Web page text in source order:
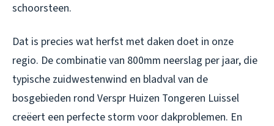
schoorsteen.
Dat is precies wat herfst met daken doet in onze
regio. De combinatie van 800mm neerslag per jaar, die
typische zuidwestenwind en bladval van de
bosgebieden rond Verspr Huizen Tongeren Luissel
creëert een perfecte storm voor dakproblemen. En